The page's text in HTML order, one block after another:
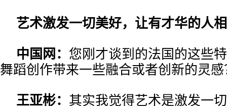
艺术激发一切美好，让有才华的人
中国网： 您刚才谈到的法国的这些
舞蹈创作带来一些融合或者创新的灵感
王亚彬： 其实我觉得艺术是激发一